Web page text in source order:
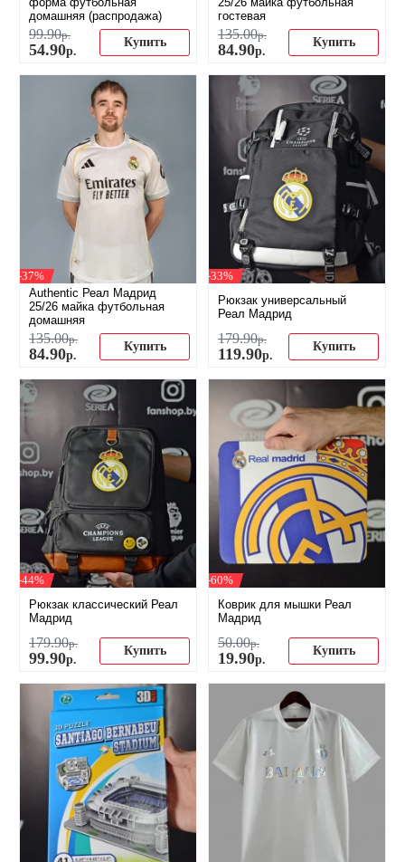
домашняя (распродажа)
99.90р.
54.90р.
Купить
гостевая
135.00р.
84.90р.
Купить
-37%
Authentic Реал Мадрид
25/26 майка футбольная
домашняя
135.00р.
84.90р.
Купить
-33%
Рюкзак универсальный
Реал Мадрид
179.90р.
119.90р.
Купить
-44%
Рюкзак классический Реал
Мадрид
179.90р.
99.90р.
Купить
-60%
Коврик для мышки Реал
Мадрид
50.00р.
19.90р.
Купить